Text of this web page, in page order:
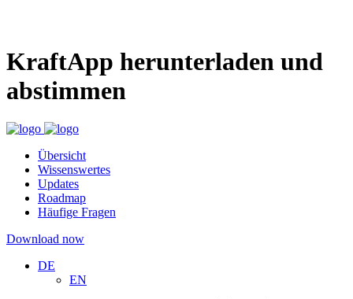
KraftApp herunterladen und
abstimmen
Übersicht
Wissenswertes
Updates
Roadmap
Häufige Fragen
Download now
DE
EN